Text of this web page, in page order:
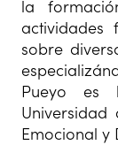
la
actividades
sobre
Pueyo es
Universidad
Emocional y